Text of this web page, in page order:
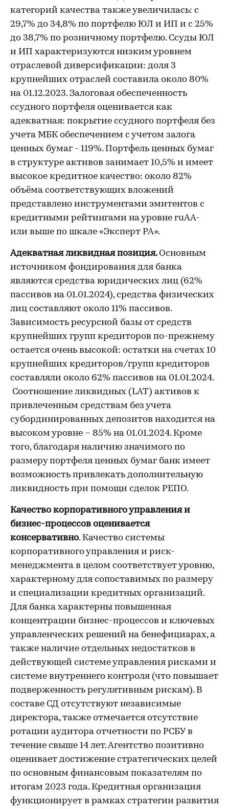
категорий качества также увеличилась: с
29,7% до 34,8% по портфелю ЮЛ и ИП и с 25%
до 38,7% по розничному портфелю. Ссуды ЮЛ
и ИП характеризуются низким уровнем
отраслевой диверсификации: доля 3
крупнейших отраслей составила около 80%
на 01.12.2023. Залоговая обеспеченность
ссудного портфеля оценивается как
адекватная: покрытие ссудного портфеля без
учета МБК обеспечением с учетом залога
ценных бумаг - 119%. Портфель ценных бумаг
в структуре активов занимает 10,5% и имеет
высокое кредитное качество: около 82%
объёма соответствующих вложений
представлено инструментами эмитентов с
кредитными рейтингами на уровне ruAA-
или выше по шкале «Эксперт РА».
Адекватная ликвидная позиция. Основным
источником фондирования для банка
являются средства юридических лиц (62%
пассивов на 01.01.2024), средства физических
лиц составляют около 11% пассивов.
Зависимость ресурсной базы от средств
крупнейших групп кредиторов по-прежнему
остается очень высокой: остатки на счетах 10
крупнейших кредиторов/групп кредиторов
составляли около 62% пассивов на 01.01.2024.
Соотношение ликвидных (LAT) активов к
привлеченным средствам без учета
субординированных депозитов находится на
высоком уровне – 85% на 01.01.2024. Кроме
того, благодаря наличию значимого по
размеру портфеля ценных бумаг банк имеет
возможность привлекать дополнительную
ликвидность при помощи сделок РЕПО.
Качество корпоративного управления и
бизнес-процессов оценивается
консервативно. Качество системы
корпоративного управления и риск-
менеджмента в целом соответствует уровню,
характерному для сопоставимых по размеру
и специализации кредитных организаций.
Для банка характерны повышенная
концентрации бизнес-процессов и ключевых
управленческих решений на бенефициарах, а
также наличие отдельных недостатков в
действующей системе управления рисками и
системе внутреннего контроля (что повышает
подверженность регулятивным рискам). В
составе СД отсутствуют независимые
директора, также отмечается отсутствие
ротации аудитора отчетности по РСБУ в
течение свыше 14 лет. Агентство позитивно
оценивает достижение стратегических целей
по основным финансовым показателям по
итогам 2023 года. Кредитная организация
функционирует в рамках стратегии развития